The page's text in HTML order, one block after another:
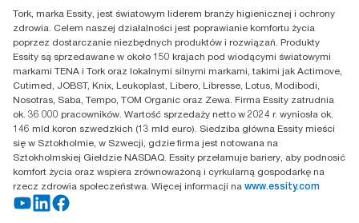
Puławska 180
02-670 Warszawa
Polska
Tork, marka Essity, jest światowym liderem branży higienicznej i ochrony
zdrowia. Celem naszej działalności jest poprawianie komfortu życia
poprzez dostarczanie niezbędnych produktów i rozwiązań. Produkty
Essity są sprzedawane w około 150 krajach pod wiodącymi światowymi
markami TENA i Tork oraz lokalnymi silnymi markami, takimi jak Actimove,
Cutimed, JOBST, Knix, Leukoplast, Libero, Libresse, Lotus, Modibodi,
Nosotras, Saba, Tempo, TOM Organic oraz Zewa. Firma Essity zatrudnia
ok. 36 000 pracowników. Wartość sprzedaży netto w 2024 r. wyniosła ok.
146 mld koron szwedzkich (13 mld euro). Siedziba główna Essity mieści
się w Sztokholmie, w Szwecji, gdzie firma jest notowana na
Sztokholmskiej Giełdzie NASDAQ. Essity przełamuje bariery, aby podnosić
komfort życia oraz wspiera zrównoważoną i cyrkularną gospodarkę na
rzecz zdrowia społeczeństwa. Więcej informacji na www.essity.com